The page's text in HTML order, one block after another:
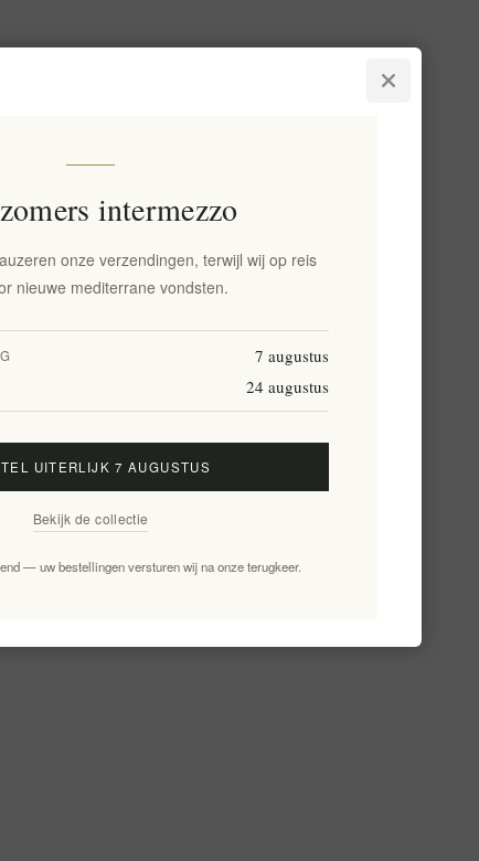
intermezzo
onze verzendingen, terwijl wij op reis
nieuwe mediterrane vondsten.
7 augustus
24 augustus
UITERLIJK 7 AUGUSTUS
Bekijk de collectie
— uw bestellingen versturen wij na onze terugkeer.